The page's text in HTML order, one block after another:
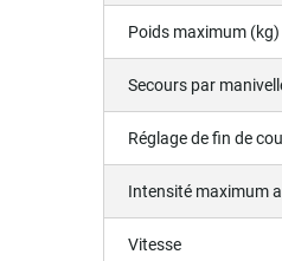
Poids maximum (kg)
Secours par
Réglage de fin de
Intensité maximum
Vitesse